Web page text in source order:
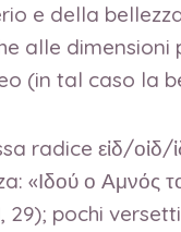
e della
alle
(in tal caso la
radice εἰδ/
ο Αμνός
29); pochi